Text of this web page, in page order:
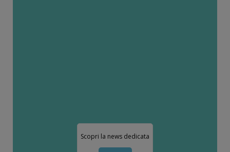
Scopri la news dedicata